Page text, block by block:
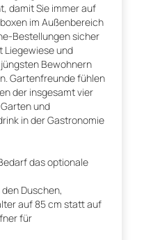
damit Sie immer auf
im Außenbereich
Bestellungen sicher
Liegewiese und
Bewohnern
Gartenfreunde fühlen
der insgesamt vier
und
in der Gastronomie
das optionale
Duschen,
auf 85 cm statt auf
für